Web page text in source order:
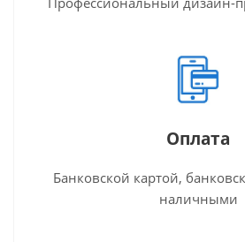
Оплата
Банковской картой,
наличными